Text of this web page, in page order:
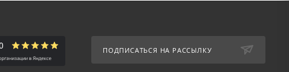
ПОДПИСАТЬСЯ НА РАССЫЛКУ